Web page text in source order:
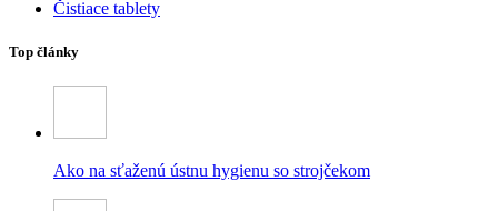
Čistiace tablety
Top články
Ako na sťaženú ústnu hygienu so strojčekom